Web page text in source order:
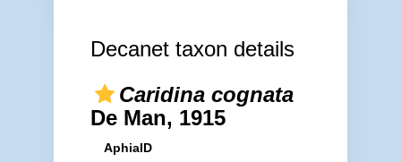
Decanet taxon details
Caridina cognata
De Man, 1915
AphiaID